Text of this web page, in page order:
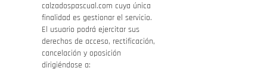
calzadospascual.com cuya única
finalidad es gestionar el servicio.
El usuario podrá ejercitar sus
derechos de acceso, rectificación,
cancelación y oposición
dirigiéndose a: